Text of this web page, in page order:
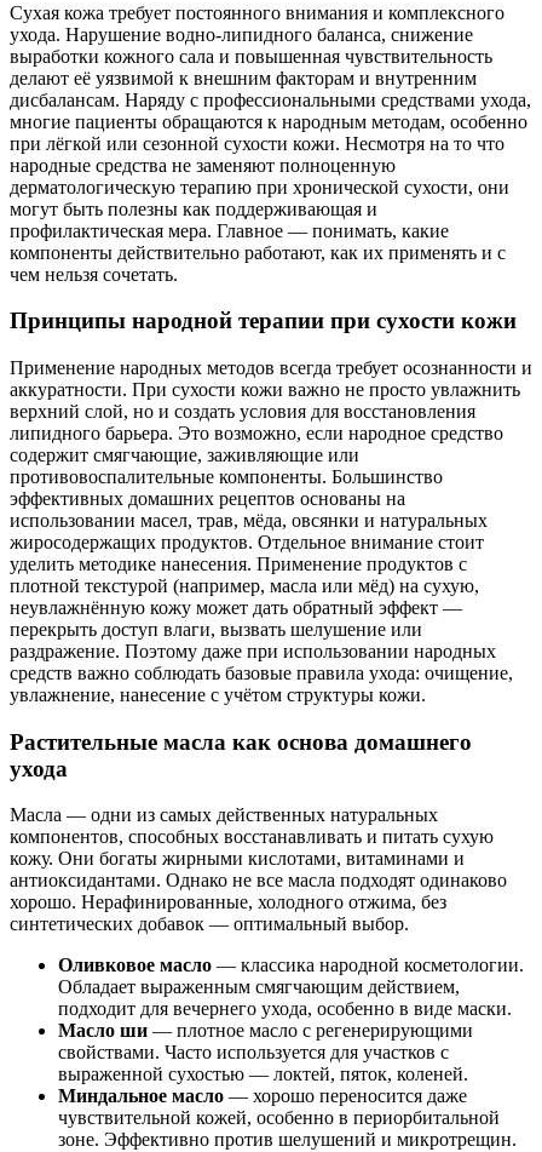
Сухая кожа требует постоянного внимания и комплексного
ухода. Нарушение водно-липидного баланса, снижение
выработки кожного сала и повышенная чувствительность
делают её уязвимой к внешним факторам и внутренним
дисбалансам. Наряду с профессиональными средствами ухода,
многие пациенты обращаются к народным методам, особенно
при лёгкой или сезонной сухости кожи. Несмотря на то что
народные средства не заменяют полноценную
дерматологическую терапию при хронической сухости, они
могут быть полезны как поддерживающая и
профилактическая мера. Главное — понимать, какие
компоненты действительно работают, как их применять и с
чем нельзя сочетать.
Принципы народной терапии при сухости кожи
Применение народных методов всегда требует осознанности и
аккуратности. При сухости кожи важно не просто увлажнить
верхний слой, но и создать условия для восстановления
липидного барьера. Это возможно, если народное средство
содержит смягчающие, заживляющие или
противовоспалительные компоненты. Большинство
эффективных домашних рецептов основаны на
использовании масел, трав, мёда, овсянки и натуральных
жиросодержащих продуктов. Отдельное внимание стоит
уделить методике нанесения. Применение продуктов с
плотной текстурой (например, масла или мёд) на сухую,
неувлажнённую кожу может дать обратный эффект —
перекрыть доступ влаги, вызвать шелушение или
раздражение. Поэтому даже при использовании народных
средств важно соблюдать базовые правила ухода: очищение,
увлажнение, нанесение с учётом структуры кожи.
Растительные масла как основа домашнего
ухода
Масла — одни из самых действенных натуральных
компонентов, способных восстанавливать и питать сухую
кожу. Они богаты жирными кислотами, витаминами и
антиоксидантами. Однако не все масла подходят одинаково
хорошо. Нерафинированные, холодного отжима, без
синтетических добавок — оптимальный выбор.
Оливковое масло — классика народной косметологии.
Обладает выраженным смягчающим действием,
подходит для вечернего ухода, особенно в виде маски.
Масло ши — плотное масло с регенерирующими
свойствами. Часто используется для участков с
выраженной сухостью — локтей, пяток, коленей.
Миндальное масло — хорошо переносится даже
чувствительной кожей, особенно в периорбитальной
зоне. Эффективно против шелушений и микротрещин.